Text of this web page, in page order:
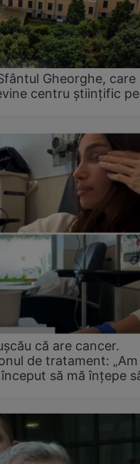
Gheorghe, care
centru științific
că are cancer.
de tratament:
să mă înțepe